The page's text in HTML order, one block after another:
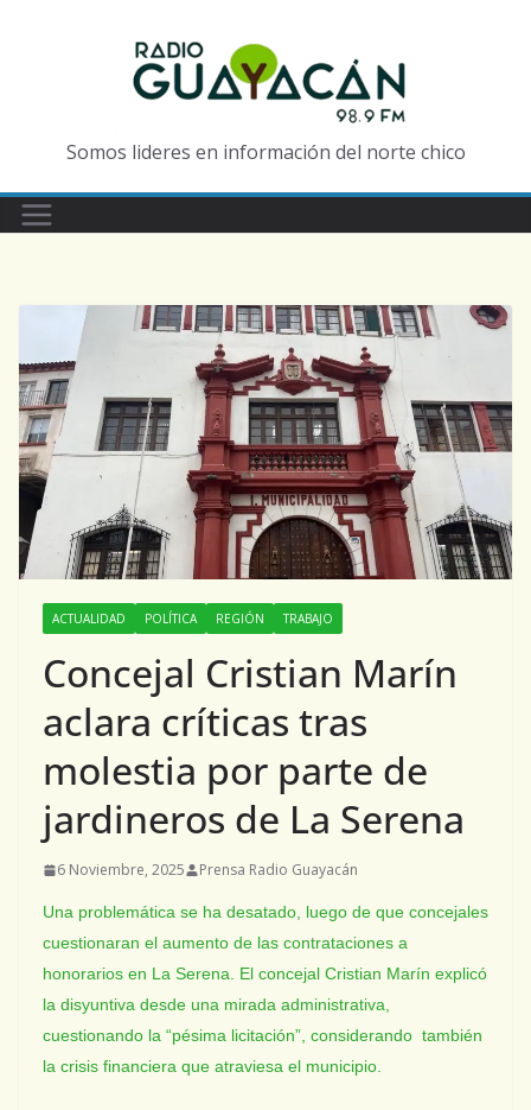
Somos lideres en información del norte chico
ACTUALIDAD POLÍTICA REGIÓN TRABAJO
Concejal Cristian Marín
aclara críticas tras
molestia por parte de
jardineros de La Serena
6 Noviembre, 2025 Prensa Radio Guayacán
Una problemática se ha desatado, luego de que concejales
cuestionaran el aumento de las contrataciones a
honorarios en La Serena. El concejal Cristian Marín explicó
la disyuntiva desde una mirada administrativa,
cuestionando la “pésima licitación”, considerando también
la crisis financiera que atraviesa el municipio.